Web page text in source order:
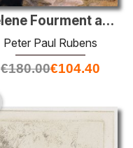
Helene Fourment avec ses enfants
Peter Paul Rubens
€180.00€104.40